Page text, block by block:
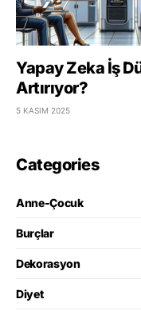
Yapay Zeka İş
Artırıyor?
5 KASIM 2025
Categories
Anne-Çocuk
Burçlar
Dekorasyon
Diyet